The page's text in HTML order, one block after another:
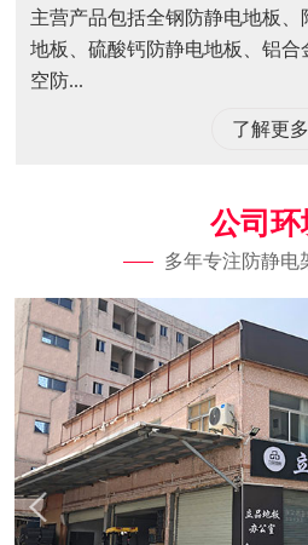
主营产品包括全钢防静电地板
地板、硫酸钙防静电地板、铝合
空防...
了解更多
公司环
多年专注防静电